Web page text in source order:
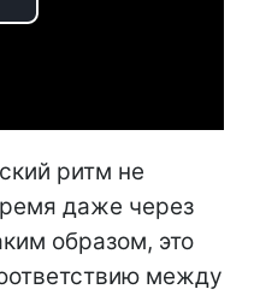
ритм не
даже через
образом, это
между